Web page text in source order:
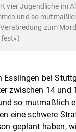
vier Jugendliche im
und so
zum
Esslingen bei
zwischen 14 und
so mutmaßlich
eine schwere
geplant haben,